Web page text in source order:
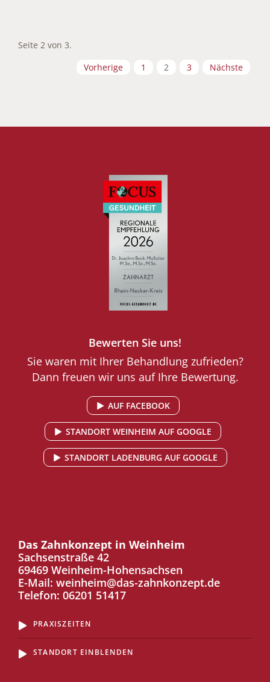
Seite 2 von 3.
Vorherige
1 2 3 Nächste
Bewerten Sie uns!
Sie waren mit Ihrer Behandlung zufrieden?
Dann freuen wir uns auf Ihre Bewertung.
AUF FACEBOOK
STANDORT WEINHEIM AUF GOOGLE
STANDORT LADENBURG AUF GOOGLE
Das Zahnkonzept in Weinheim
Sachsenstraße 42
69469 Weinheim-Hohensachsen
E-Mail: weinheim@das-zahnkonzept.de
Telefon: 06201 51417
PRAXISZEITEN
STANDORT EINBLENDEN